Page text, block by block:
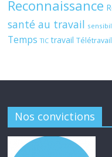
Reconnaissance
santé au travail
Temps TIC travail Télétravail
Nos convictions